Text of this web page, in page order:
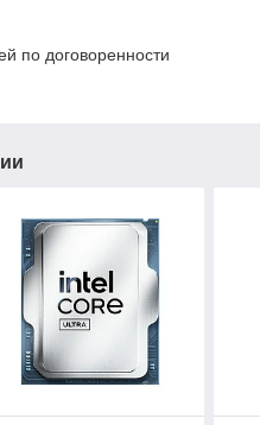
по договоренности